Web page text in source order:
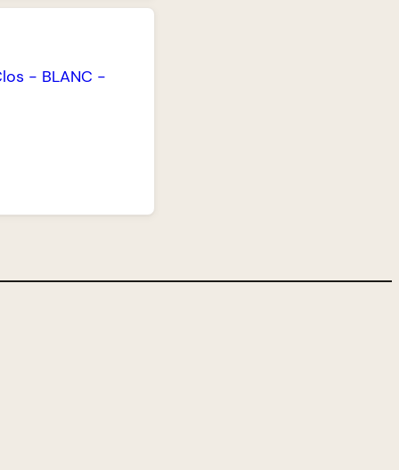
- BLANC -